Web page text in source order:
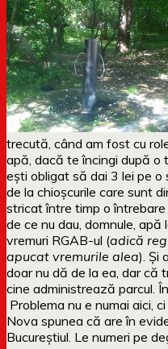
trecută, când am fost cu
apă, dacă te încingi după o
ești obligat să dai 3 lei pe o
de la chioșcurile care sunt
stricat între timp o
de ce nu dau, domnule,
vremuri RGAB-ul (adică
apucat vremurile alea). Și
doar nu dă de la ea, dar că
cine administrează parcul.
Problema nu e numai aici,
Nova spunea că are în
Bucureștiul. Le numeri pe